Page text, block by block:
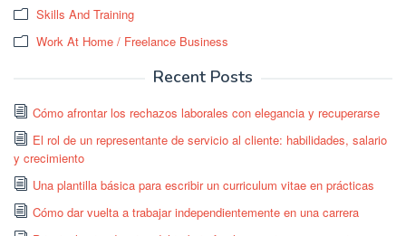
Skills And Training
Work At Home / Freelance Business
Recent Posts
Cómo afrontar los rechazos laborales con elegancia y recuperarse
El rol de un representante de servicio al cliente: habilidades, salario
y crecimiento
Una plantilla básica para escribir un curriculum vitae en prácticas
Cómo dar vuelta a trabajar independientemente en una carrera